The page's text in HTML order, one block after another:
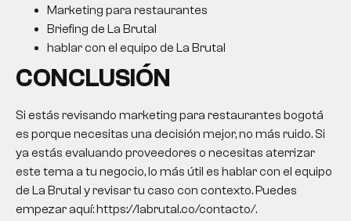
Marketing para restaurantes
Briefing de La Brutal
hablar con el equipo de La Brutal
CONCLUSIÓN
Si estás revisando marketing para restaurantes bogotá
es porque necesitas una decisión mejor, no más ruido. Si
ya estás evaluando proveedores o necesitas aterrizar
este tema a tu negocio, lo más útil es hablar con el equipo
de La Brutal y revisar tu caso con contexto. Puedes
empezar aquí: https://labrutal.co/contacto/.